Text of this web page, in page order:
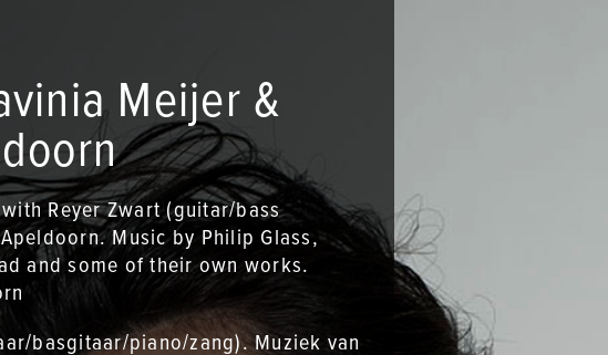
Meijer &
Reyer Zwart (guitar/bass
Music by Philip Glass,
and some of their own works.
basgitaar/piano/zang). Muziek van